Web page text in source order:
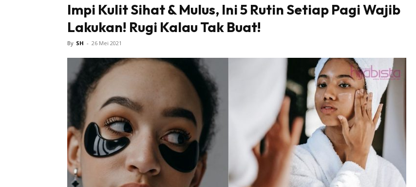
Tampil #1 on top dengan fashion muslimah terkini di
KLIK DI SEENI
Impi Kulit Sihat & Mulus, Ini 5 Rutin Setiap Pagi Wajib
Lakukan! Rugi Kalau Tak Buat!
By SH - 26 Mei 2021